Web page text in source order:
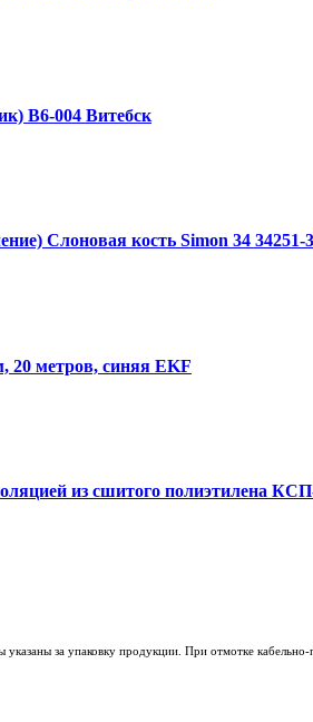
В6-004 Витебск
Слоновая кость Simon 34 34251-
20 метров, синяя EKF
из сшитого полиэтилена
за упаковку продукции. При отмотке